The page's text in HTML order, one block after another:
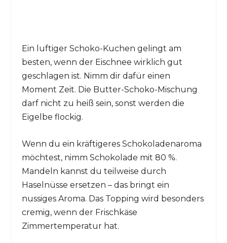
Ein luftiger Schoko-Kuchen gelingt am
besten, wenn der Eischnee wirklich gut
geschlagen ist. Nimm dir dafür einen
Moment Zeit. Die Butter-Schoko-Mischung
darf nicht zu heiß sein, sonst werden die
Eigelbe flockig.
Wenn du ein kräftigeres Schokoladenaroma
möchtest, nimm Schokolade mit 80 %.
Mandeln kannst du teilweise durch
Haselnüsse ersetzen – das bringt ein
nussiges Aroma. Das Topping wird besonders
cremig, wenn der Frischkäse
Zimmertemperatur hat.